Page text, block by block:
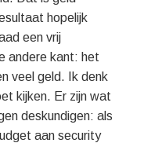
hopelijk
een vrij
andere kant: het
veel geld. Ik denk
kijken. Er zijn wat
deskundigen: als
aan security